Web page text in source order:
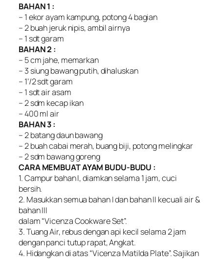
BAHAN 1 :
– 1 ekor ayam kampung, potong 4 bagian
– 2 buah jeruk nipis, ambil airnya
– 1 sdt garam
BAHAN 2 :
– 5 cm jahe, memarkan
– 3 siung bawang putih, dihaluskan
– 1’/2 sdt garam
– 1 sdt air asam
– 2 sdm kecap ikan
– 400 ml air
BAHAN 3 :
– 2 batang daun bawang
– 2 buah cabai merah, buang biji, potong melingkar
– 2 sdm bawang goreng
CARA MEMBUAT AYAM BUDU-BUDU :
1. Campur bahan I, diamkan selama 1 jam, cuci
bersih.
2. Masukkan semua bahan I dan bahan II kecuali air &
bahan III
dalam “Vicenza Cookware Set”.
3. Tuang Air, rebus dengan api kecil selama 2 jam
dengan panci tutup rapat, Angkat.
4. Hidangkan di atas “Vicenza Matilda Plate”. Sajikan